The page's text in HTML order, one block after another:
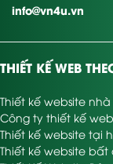
info@vn4u.vn
THIẾT KẾ WEB
Thiết kế website
Công ty thiết kế
Thiết kế website tại
Thiết kế website